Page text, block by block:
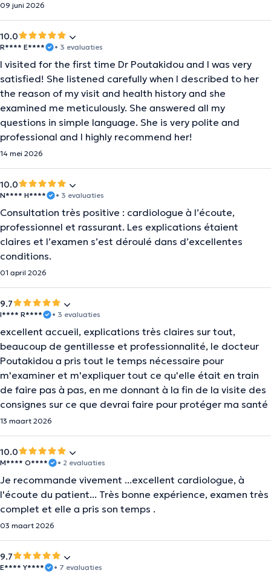
09 juni 2026
10.0
R**** E**** • 3 evaluaties
I visited for the first time Dr Poutakidou and I was very
satisfied! She listened carefully when I described to her
the reason of my visit and health history and she
examined me meticulously. She answered all my
questions in simple language. She is very polite and
professional and I highly recommend her!
14 mei 2026
10.0
N**** H**** • 3 evaluaties
Consultation très positive : cardiologue à l’écoute,
professionnel et rassurant. Les explications étaient
claires et l’examen s’est déroulé dans d’excellentes
conditions.
01 april 2026
9.7
I**** R**** • 3 evaluaties
excellent accueil, explications très claires sur tout,
beaucoup de gentillesse et professionnalité, le docteur
Poutakidou a pris tout le temps nécessaire pour
m'examiner et m'expliquer tout ce qu'elle était en train
de faire pas à pas, en me donnant à la fin de la visite des
consignes sur ce que devrai faire pour protéger ma santé
13 maart 2026
10.0
M**** O**** • 2 evaluaties
Je recommande vivement ...excellent cardiologue, à
l'écoute du patient... Très bonne expérience, examen très
complet et elle a pris son temps .
03 maart 2026
9.7
E**** Y**** • 7 evaluaties